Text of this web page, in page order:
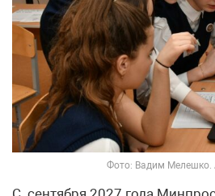
Фото: Вадим Мелешко.